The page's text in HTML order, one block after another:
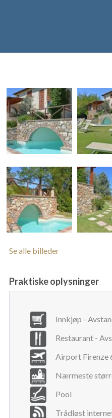
Se alle billeder
Praktiske oplysninger
Innkjøp -
Restaurant -
Airport Firenze
Nærmeste
Pool
Trådløst